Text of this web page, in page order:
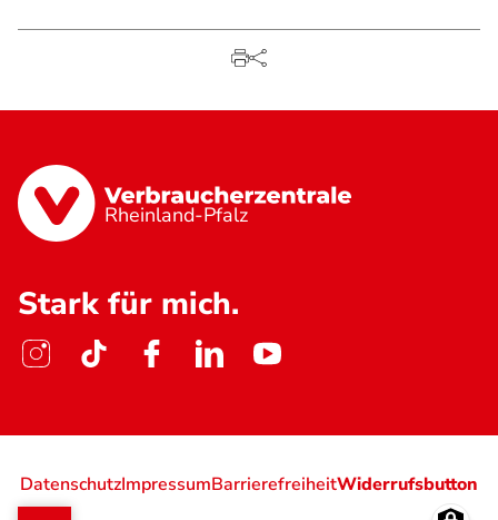
Rheinland-Pfalz
Stark für mich.
DatenschutzImpressumBarrierefreiheitWiderrufsbutton